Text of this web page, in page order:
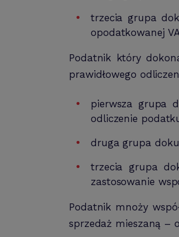
trzecia grupa
opodatkowanej
Podatnik który
prawidłowego
pierwsza grupa
odliczenie
druga grupa
trzecia grupa
zastosowanie
Podatnik mnoży
sprzedaż mieszaną –